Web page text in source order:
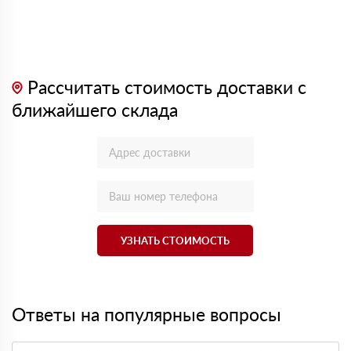
Рассчитать стоимость доставки с
ближайшего склада
УЗНАТЬ СТОИМОСТЬ
Ответы на популярные вопросы